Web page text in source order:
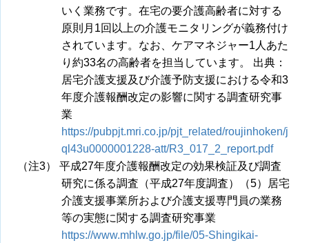
いく業務です。在宅の要介護高齢者に対する
原則月1回以上の介護モニタリングが義務付け
されています。なお、ケアマネジャー1人あた
り約33名の高齢者を担当しています。 出典：
居宅介護支援及び介護予防支援における令和3
年度介護報酬改定の影響に関する調査研究事
業
https://pubpjt.mri.co.jp/pjt_related/roujinhoken/j
ql43u0000001228-att/R3_017_2_report.pdf
（注3） 平成27年度介護報酬改定の効果検証及び調査
研究に係る調査（平成27年度調査）（5）居宅
介護支援事業所および介護支援専門員の業務
等の実態に関する調査研究事業
https://www.mhlw.go.jp/file/05-Shingikai-